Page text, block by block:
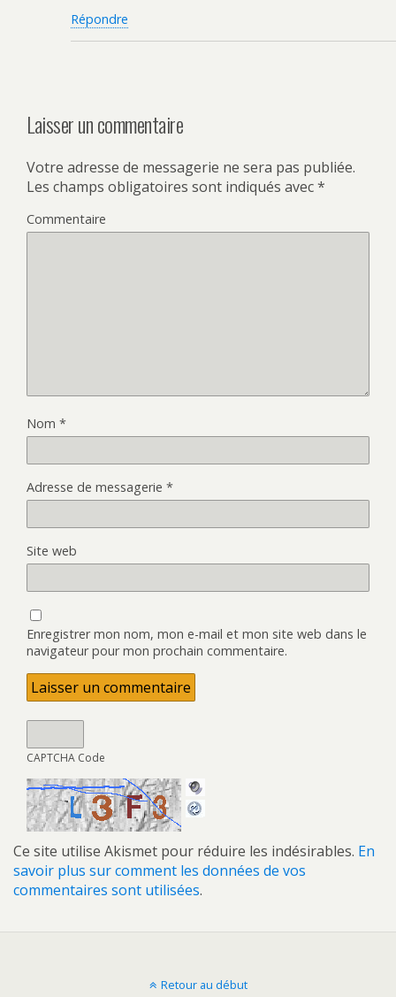
Répondre
Laisser un commentaire
Votre adresse de messagerie ne sera pas publiée.
Les champs obligatoires sont indiqués avec*
Commentaire
Nom *
Adresse de messagerie *
Site web
Enregistrer mon nom, mon e-mail et mon site web dans le
navigateur pour mon prochain commentaire.
CAPTCHA Code
Ce site utilise Akismet pour réduire les indésirables. En
savoir plus sur comment les données de vos
commentaires sont utilisées.
Retour au début